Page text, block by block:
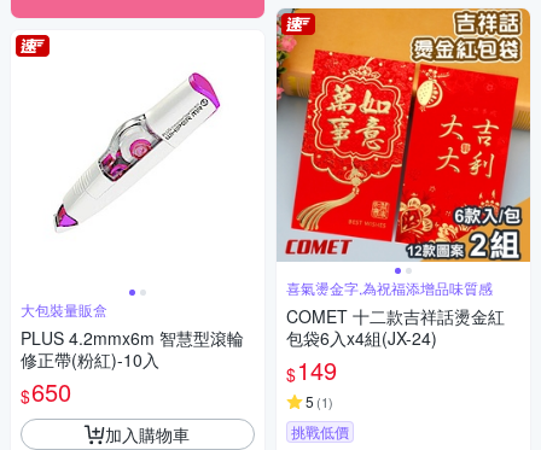
大包裝量販盒
PLUS 4.2mmx6m 智慧型滾輪
修正帶(粉紅)-10入
$650
加入購物車
喜氣燙金字,為祝福添增品味質感
COMET 十二款吉祥話燙金紅
包袋6入x4組(JX-24)
$149
5 (1)
挑戰低價